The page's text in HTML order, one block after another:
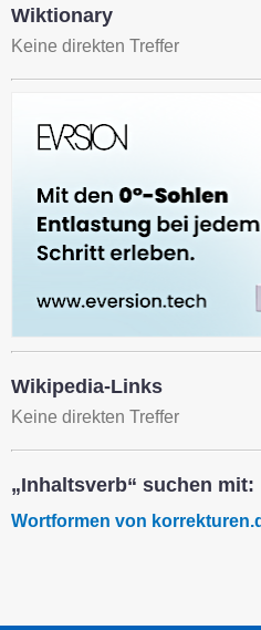
Wiktionary
Keine direkten Treffer
Wikipedia-Links
Keine direkten Treffer
„Inhaltsverb“ suchen mit:
Wortformen von